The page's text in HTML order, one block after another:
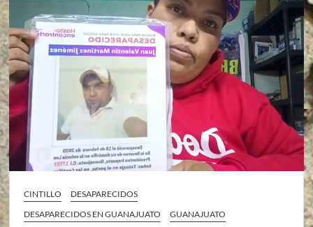
CINTILLO
DESAPARECIDOS
DESAPARECIDOS EN GUANAJUATO
GUANAJUATO